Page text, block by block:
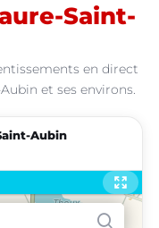
Saint-
en direct
et ses environs.
Aubin